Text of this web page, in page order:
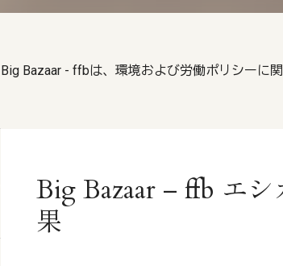
Big Bazaar - ffbは、環境および労働ポリシーに
Big Bazaar – ffb エ
果